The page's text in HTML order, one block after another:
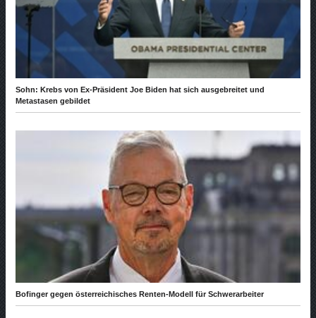
Sohn: Krebs von Ex-Präsident Joe Biden hat sich ausgebreitet und
Metastasen gebildet
Bofinger gegen österreichisches Renten-Modell für Schwerarbeiter